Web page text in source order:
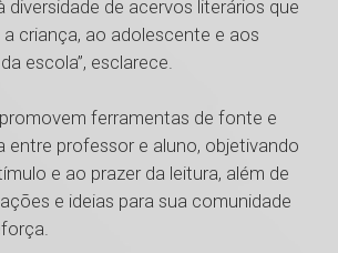
diversidade de acervos literários que
criança, ao adolescente e aos
escola”, esclarece.
ferramentas de fonte e
entre professor e aluno, objetivando
e ao prazer da leitura, além de
e ideias para sua comunidade